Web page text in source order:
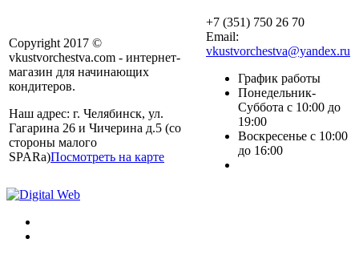
Copyright 2017 ©
vkustvorchestva.com - интернет-
магазин для начинающих
кондитеров.
Наш адрес: г. Челябинск, ул.
Гагарина 26 и Чичерина д.5 (со
стороны малого
SPARa)Посмотреть на карте
+7 (351) 750 26 70
Email:
vkustvorchestva@yandex.ru
График работы
Понедельник-
Суббота с 10:00 до
19:00
Воскресенье с 10:00
до 16:00